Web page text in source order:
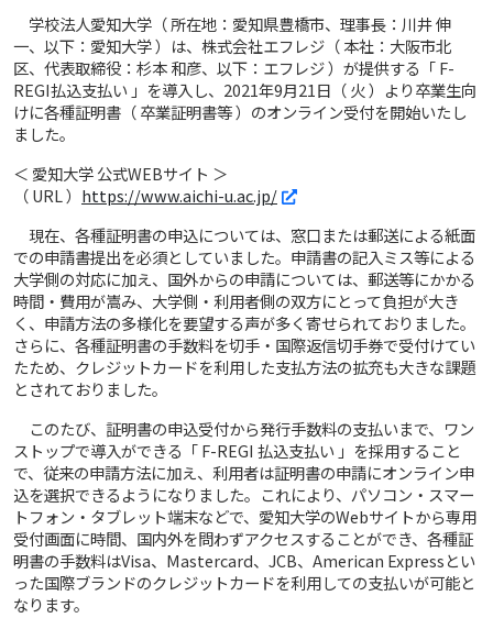
学校法人愛知大学（ 所在地：愛知県豊橋市、理事長：川井 伸
一、以下：愛知大学 ）は、株式会社エフレジ（ 本社：大阪市北
区、代表取締役：杉本 和彦、以下：エフレジ ）が提供する「 F-
REGI払込支払い 」を導入し、2021年9月21日（ 火 ）より卒業生向
けに各種証明書（ 卒業証明書等 ）のオンライン受付を開始いたし
ました。
＜ 愛知大学 公式WEBサイト ＞
（ URL ） https://www.aichi-u.ac.jp/
現在、各種証明書の申込については、窓口または郵送による紙面
での申請書提出を必須としていました。申請書の記入ミス等による
大学側の対応に加え、国外からの申請については、郵送等にかかる
時間・費用が嵩み、大学側・利用者側の双方にとって負担が大き
く、申請方法の多様化を要望する声が多く寄せられておりました。
さらに、各種証明書の手数料を切手・国際返信切手券で受付けてい
たため、クレジットカードを利用した支払方法の拡充も大きな課題
とされておりました。
このたび、証明書の申込受付から発行手数料の支払いまで、ワン
ストップで導入ができる「 F-REGI 払込支払い 」を採用すること
で、従来の申請方法に加え、利用者は証明書の申請にオンライン申
込を選択できるようになりました。これにより、パソコン・スマー
トフォン・タブレット端末などで、愛知大学のWebサイトから専用
受付画面に時間、国内外を問わずアクセスすることができ、各種証
明書の手数料はVisa、Mastercard、JCB、American Expressとい
った国際ブランドのクレジットカードを利用しての支払いが可能と
なります。